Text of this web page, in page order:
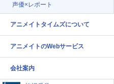
声優×レポート
アニメイトタイムズについて
アニメイトのWebサービス
会社案内